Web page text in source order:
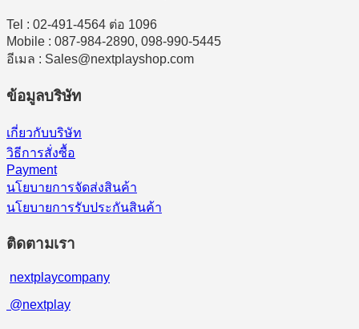
Tel : 02-491-4564 ต่อ 1096
Mobile : 087-984-2890, 098-990-5445
อีเมล : Sales@nextplayshop.com
ข้อมูลบริษัท
เกี่ยวกับบริษัท
วิธีการสั่งซื้อ
Payment
นโยบายการจัดส่งสินค้า
นโยบายการรับประกันสินค้า
ติดตามเรา
nextplaycompany
@nextplay